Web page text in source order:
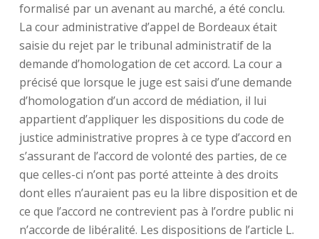
formalisé par un avenant au marché, a été conclu.
La cour administrative d’appel de Bordeaux était
saisie du rejet par le tribunal administratif de la
demande d’homologation de cet accord. La cour a
précisé que lorsque le juge est saisi d’une demande
d’homologation d’un accord de médiation, il lui
appartient d’appliquer les dispositions du code de
justice administrative propres à ce type d’accord en
s’assurant de l’accord de volonté des parties, de ce
que celles-ci n’ont pas porté atteinte à des droits
dont elles n’auraient pas eu la libre disposition et de
ce que l’accord ne contrevient pas à l’ordre public ni
n’accorde de libéralité. Les dispositions de l’article L.